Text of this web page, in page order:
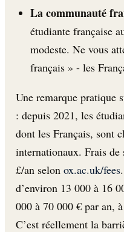
La communauté
étudiante française
modeste. Ne vous
français » - les
Une remarque pratique
: depuis 2021, les
dont les Français, sont
internationaux. Frais
£/an selon ox.ac.uk/fees
d’environ 13 000 à 16
000 à 70 000 € par an,
C’est réellement la